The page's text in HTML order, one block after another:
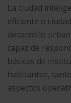
La ciudad
eficiente o
desarrollo
capaz de
básicas de
habitantes,
aspectos